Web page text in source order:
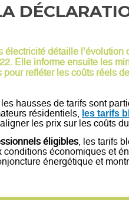
électricité détaille l’évolution
Elle informe ensuite les
refléter les coûts réels
hausses de tarifs sont
résidentiels, les tarifs
les prix sur les coûts
éligibles, les tarifs
conditions économiques et
énergétique et